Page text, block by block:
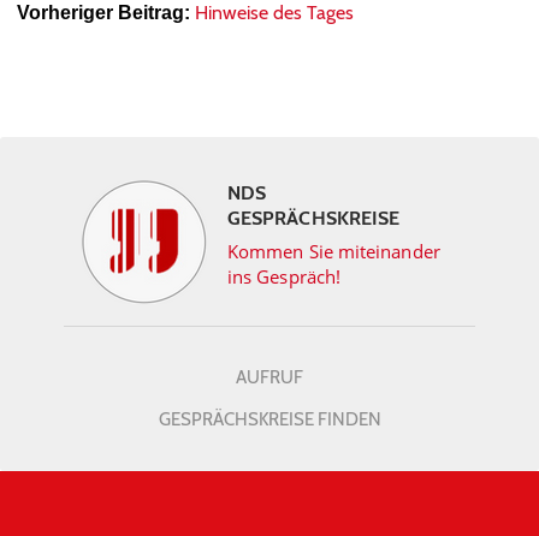
Vorheriger Beitrag: Hinweise des Tages
NDS
GESPRÄCHSKREISE
Kommen Sie miteinander
ins Gespräch!
AUFRUF
GESPRÄCHSKREISE FINDEN